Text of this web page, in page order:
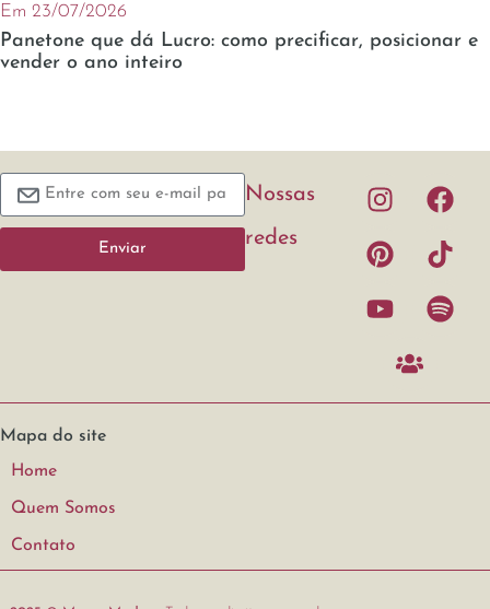
Em 23/07/2026
Panetone que dá Lucro: como precificar, posicionar e
vender o ano inteiro
Enviar
Nossas
redes
Mapa do site
Home
Quem Somos
Contato